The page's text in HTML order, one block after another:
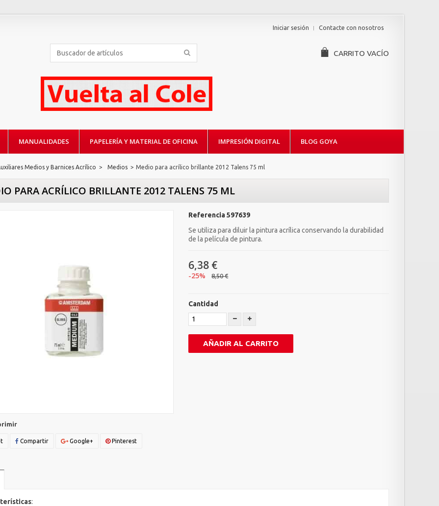
Contacte con nosotros
Iniciar sesión
CARRITO VACÍO
MANUALIDADES PAPELERÍA Y MATERIAL DE OFICINA IMPRESIÓN DIGITAL BLOG GOYA
Medios y Barnices Acrílico > Medios > Medio para acrílico brillante 2012 Talens 75 ml
PARA ACRÍLICO BRILLANTE 2012 TALENS 75 ML
Compartir Google+ Pinterest
Referencia 597639
Se utiliza para diluir la pintura acrílica conservando la durabilidad
de la película de pintura.
6,38 €
-25% 8,50 €
Cantidad
AÑADIR AL CARRITO
: